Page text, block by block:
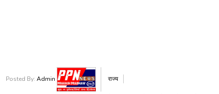
Posted By: Admin राज्य